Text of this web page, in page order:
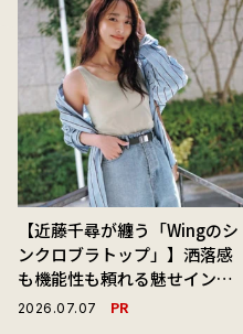
【近藤千尋が纏う「Wingのシ
ンクロブラトップ」】洒落感
も機能性も頼れる魅せインナ
ーで毎日を心地よくアプデ！
2026.07.07 PR